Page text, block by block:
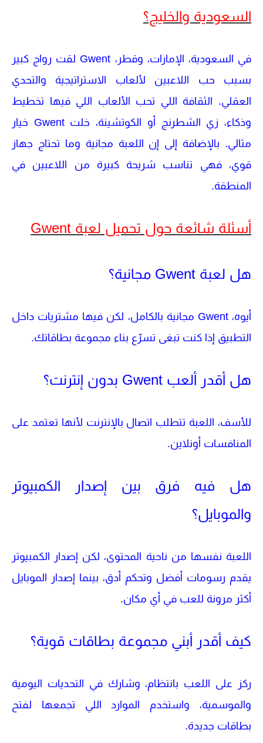
السعودية والخليج؟
في السعودية، الإمارات، وقطر، Gwent لقت رواج كبير
بسبب حب اللاعبين لألعاب الاستراتيجية والتحدي
العقلي. الثقافة اللي تحب الألعاب اللي فيها تخطيط
وذكاء، زي الشطرنج أو الكوتشينة، خلتGwent خيار
مثالي. بالإضافة إلى إن اللعبة مجانية وما تحتاج جهاز
قوي، فهي تناسب شريحة كبيرة من اللاعبين في
المنطقة.
أسئلة شائعة حول تحميل لعبة Gwent
هل لعبة Gwent مجانية؟
أيوه،Gwent مجانية بالكامل، لكن فيها مشتريات داخل
التطبيق إذا كنت تبغى تسرّع بناء مجموعة بطاقاتك.
هل أقدر ألعب Gwent بدون إنترنت؟
للأسف، اللعبة تتطلب اتصال بالإنترنت لأنها تعتمد على
المنافسات أونلاين.
هل فيه فرق بين إصدار الكمبيوتر
والموبايل؟
اللعبة نفسها من ناحية المحتوى، لكن إصدار الكمبيوتر
يقدم رسومات أفضل وتحكم أدق، بينما إصدار الموبايل
أكثر مرونة للعب في أي مكان.
كيف أقدر أبني مجموعة بطاقات قوية؟
ركز على اللعب بانتظام، وشارك في التحديات اليومية
والموسمية، واستخدم الموارد اللي تجمعها لفتح
بطاقات جديدة.